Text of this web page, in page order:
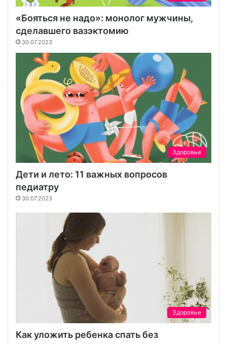
«Бояться не надо»: монолог мужчины,
сделавшего вазэктомию
30.07.2023
Здоровье
Дети и лето: 11 важных вопросов
педиатру
30.07.2023
Здоровье
Как уложить ребенка спать без